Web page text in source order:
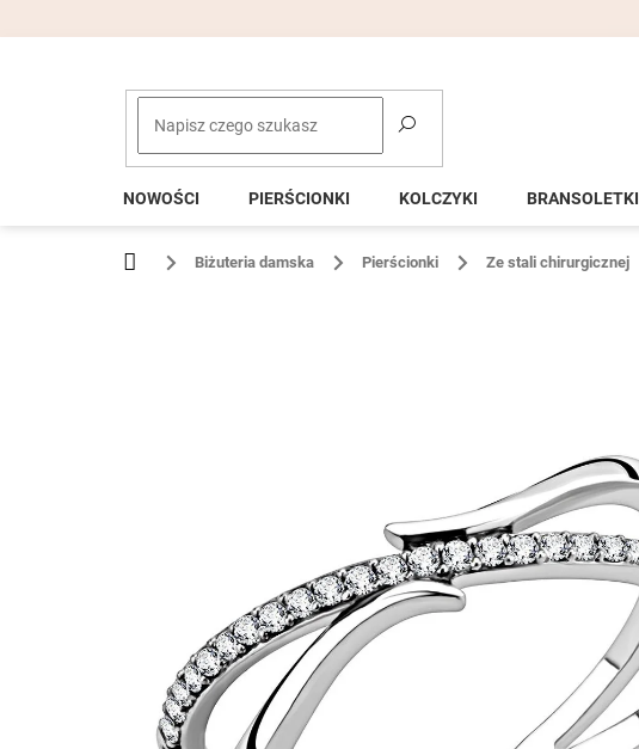
NOWOŚCI PIERŚCIONKI KOLCZYKI BRANSOLETKI
Home Biżuteria damska Pierścionki Ze stali chirurgicznej